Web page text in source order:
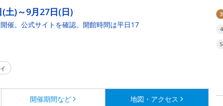
土)～9月27日(日)
催。公式サイトを確認。開館時間は平日17
開催期間など 地図・アクセス
3
4
5